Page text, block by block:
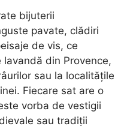
bijuterii
pavate, clădiri
de vis, ce
din Provence,
sau la localitățile
Fiecare sat are o
vorba de vestigii
sau tradiții